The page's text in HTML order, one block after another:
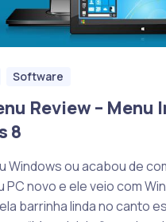
Software
Review – Menu
8
Windows ou acabou de
PC novo e ele veio com
barrinha linda no canto